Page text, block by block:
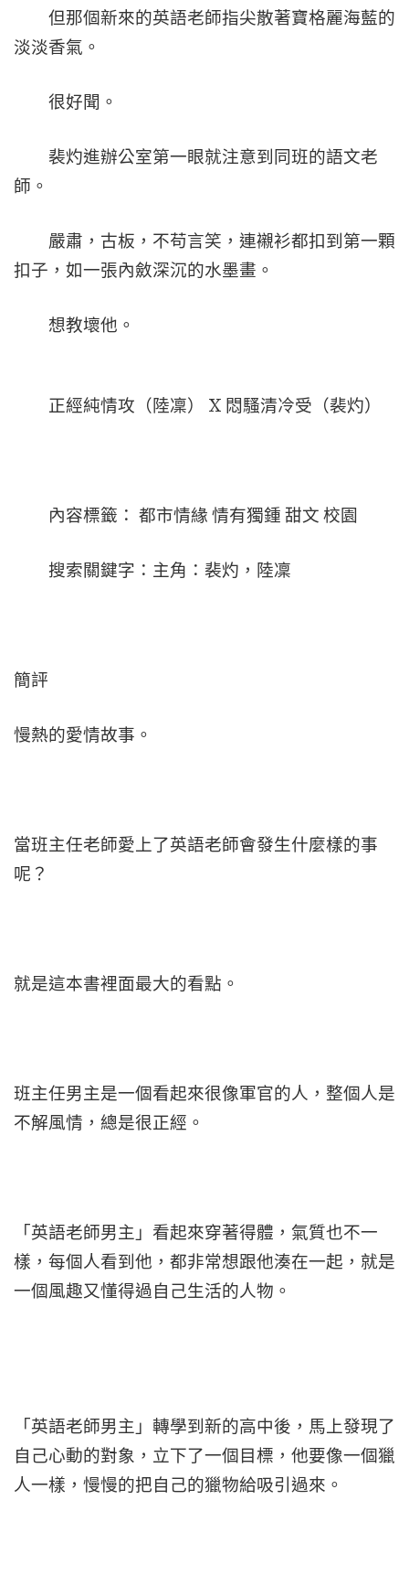
但那個新來的英語老師指尖散著寶格麗海藍的
淡淡香氣。
很好聞。
裴灼進辦公室第一眼就注意到同班的語文老
師。
嚴肅，古板，不苟言笑，連襯衫都扣到第一顆
扣子，如一張內斂深沉的水墨畫。
想教壞他。
正經純情攻（陸凜） X 悶騷清冷受（裴灼）
內容標籤： 都市情緣 情有獨鍾 甜文 校園
搜索關鍵字：主角：裴灼，陸凜
簡評
慢熱的愛情故事。
當班主任老師愛上了英語老師會發生什麼樣的事
呢？
就是這本書裡面最大的看點。
班主任男主是一個看起來很像軍官的人，整個人是
不解風情，總是很正經。
「英語老師男主」看起來穿著得體，氣質也不一
樣，每個人看到他，都非常想跟他湊在一起，就是
一個風趣又懂得過自己生活的人物。
「英語老師男主」轉學到新的高中後，馬上發現了
自己心動的對象，立下了一個目標，他要像一個獵
人一樣，慢慢的把自己的獵物給吸引過來。